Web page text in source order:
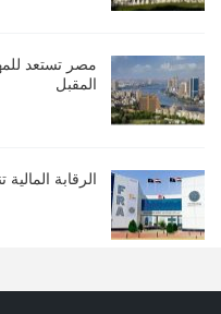
مصر تستعد
المقبل
الرقابة